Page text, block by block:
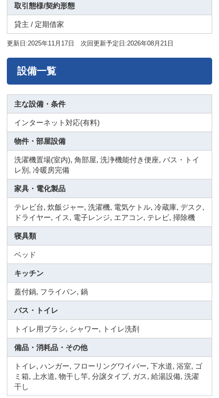
取引態様/契約形態
貸主 / 定期借家
更新日:2025年11月17日 次回更新予定日:2026年08月21日
設備一覧
主な設備・条件
インターネット対応(有料)
物件・部屋設備
洗濯機置場(室内), 角部屋, 洗浄機能付き便座, バス・トイ
レ別, 冷暖房完備
家具・電化製品
テレビ台, 炊飯ジャー, 洗濯機, 電気ケトル, 冷蔵庫, デスク,
ドライヤー, イス, 電子レンジ, エアコン, テレビ, 掃除機
寝具類
ベッド
キッチン
蓋付鍋, フライパン, 鍋
バス・トイレ
トイレ用ブラシ, シャワー, トイレ洗剤
備品・消耗品・その他
トイレ, ハンガー, フローリングワイパー, 下水道, 浴室, ゴ
ミ箱, 上水道, 物干し竿, 分譲タイプ, ガス, 給湯設備, 洗濯
干し